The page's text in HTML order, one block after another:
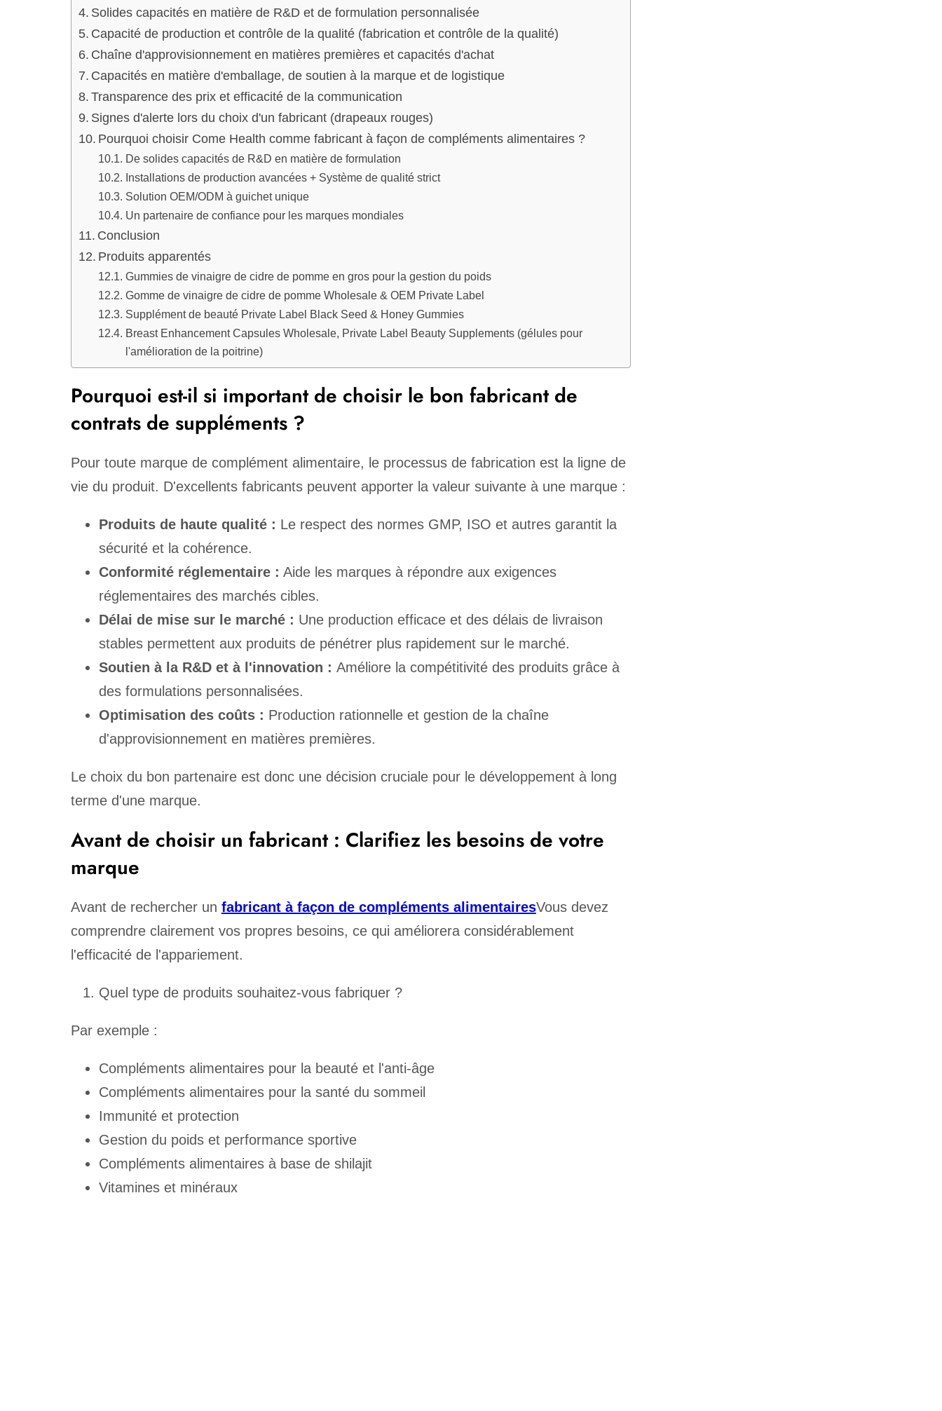
Solides capacités en matière de R&D et de formulation personnalisée
Capacité de production et contrôle de la qualité (fabrication et contrôle de la qualité)
Chaîne d'approvisionnement en matières premières et capacités d'achat
Capacités en matière d'emballage, de soutien à la marque et de logistique
Transparence des prix et efficacité de la communication
Signes d'alerte lors du choix d'un fabricant (drapeaux rouges)
Pourquoi choisir Come Health comme fabricant à façon de compléments alimentaires ?
De solides capacités de R&D en matière de formulation
Installations de production avancées + Système de qualité strict
Solution OEM/ODM à guichet unique
Un partenaire de confiance pour les marques mondiales
Conclusion
Produits apparentés
Gummies de vinaigre de cidre de pomme en gros pour la gestion du poids
Gomme de vinaigre de cidre de pomme Wholesale & OEM Private Label
Supplément de beauté Private Label Black Seed & Honey Gummies
Breast Enhancement Capsules Wholesale, Private Label Beauty Supplements (gélules pour
l'amélioration de la poitrine)
Pourquoi est-il si important de choisir le bon fabricant de
contrats de suppléments ?
Pour toute marque de complément alimentaire, le processus de fabrication est la ligne de
vie du produit. D'excellents fabricants peuvent apporter la valeur suivante à une marque :
Produits de haute qualité : Le respect des normes GMP, ISO et autres garantit la
sécurité et la cohérence.
Conformité réglementaire : Aide les marques à répondre aux exigences
réglementaires des marchés cibles.
Délai de mise sur le marché : Une production efficace et des délais de livraison
stables permettent aux produits de pénétrer plus rapidement sur le marché.
Soutien à la R&D et à l'innovation : Améliore la compétitivité des produits grâce à
des formulations personnalisées.
Optimisation des coûts : Production rationnelle et gestion de la chaîne
d'approvisionnement en matières premières.
Le choix du bon partenaire est donc une décision cruciale pour le développement à long
terme d'une marque.
Avant de choisir un fabricant : Clarifiez les besoins de votre
marque
Avant de rechercher un fabricant à façon de compléments alimentairesVous devez
comprendre clairement vos propres besoins, ce qui améliorera considérablement
l'efficacité de l'appariement.
Quel type de produits souhaitez-vous fabriquer ?
Par exemple :
Compléments alimentaires pour la beauté et l'anti-âge
Compléments alimentaires pour la santé du sommeil
Immunité et protection
Gestion du poids et performance sportive
Compléments alimentaires à base de shilajit
Vitamines et minéraux